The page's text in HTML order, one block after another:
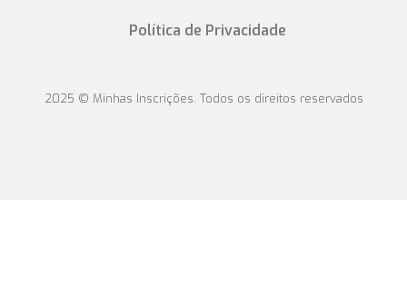
Política de Privacidade
2025 © Minhas Inscrições. Todos os direitos reservados